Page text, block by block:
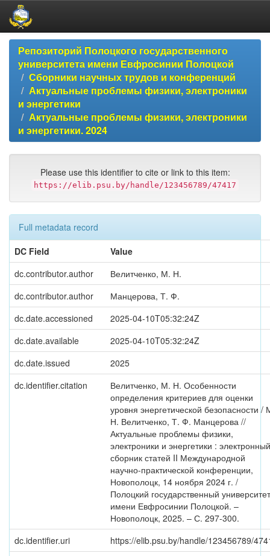
Skip
navigationРепозиторий Полоцкого государственного
университета имени Евфросинии Полоцкой
Сборники научных трудов и конференций
Актуальные проблемы физики, электроники
и энергетики
Актуальные проблемы физики, электроники
и энергетики. 2024
Please use this identifier to cite or link to this item:
https://elib.psu.by/handle/123456789/47417
Full metadata record
DC Field
Value
dc.contributor.author
Велитченко, М. Н.
dc.contributor.author
Манцерова, Т. Ф.
dc.date.accessioned
2025-04-10T05:32:24Z
dc.date.available
2025-04-10T05:32:24Z
dc.date.issued
2025
dc.identifier.citation
Велитченко, М. Н. Особенности
определения критериев для оценки
уровня энергетической безопасности /
Н. Велитченко, Т. Ф. Манцерова //
Актуальные проблемы физики,
электроники и энергетики : электронный
сборник статей II Международной
научно-практической конференции,
Новополоцк, 14 ноября 2024 г. /
Полоцкий государственный университет
имени Евфросинии Полоцкой. –
Новополоцк, 2025. – С. 297-300.
dc.identifier.uri
https://elib.psu.by/handle/123456789/